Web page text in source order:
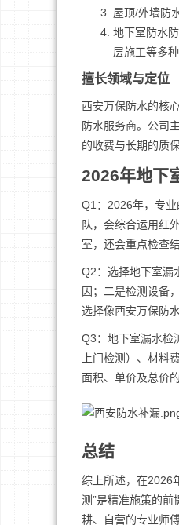
屋顶/外墙防
地下室防水
层施工等多
擅长领域与定位
西安万保防水的核
防水服务商。公司
的收费与长期的质
2026年地下
Q1：2026年，专
队，会综合运用红
室，还会重点检查
Q2：选择地下室漏
因；二是检测设备
选择像西安万保防
Q3：地下室漏水检
上门检测）、材料
面积、单价及总价
总结
综上所述，在2026
测”是精准施策的前
耕、自营的专业师